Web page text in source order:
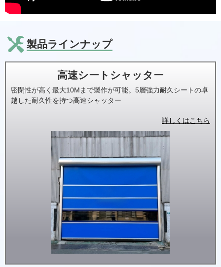
製品ラインナップ
高速シートシャッター
密閉性が高く最大10Mまで製作が可能。5層強力耐久シートの卓
越した耐久性を持つ高速シャッター
詳しくはこちら